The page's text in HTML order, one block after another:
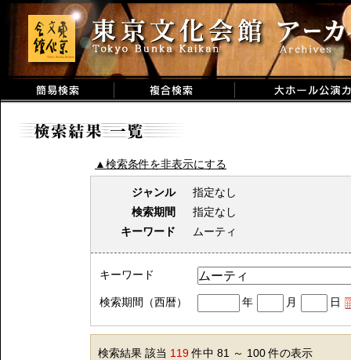
▲検索条件を非表示にする
ジャンル
指定なし
検索期間
指定なし
キーワード
ムーティ
キーワード
検索期間（西暦） 年 月 日
検索結果 該当 119件中 81 ～ 100 件の表示